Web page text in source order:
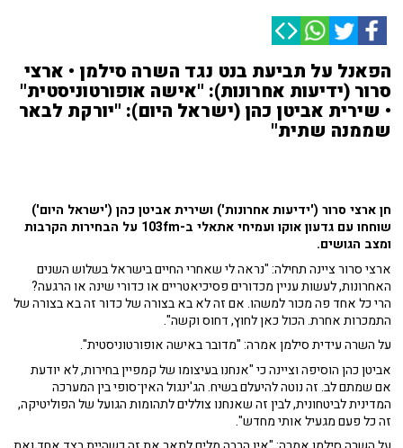
הפאנל על תביעת בנט נגד השרה סילמן • ארצי
סרור (ידיעות אחרונות): "אישה אופורטוניסטית"
• שירית אביטן כהן (ישראל היום): "יורקת לבאר
שממנה שתית"
חן ארצי סרור ('ידיעות אחרונות') ושירית אביטן כהן ('ישראל היום')
שוחחו עם גדעון אוקו ועמיחי אתאלי ב-103fm על הבחירות הקרבות
ומצב הגושים.
ארצי סרור ציינה תחילה: "נראה לי שאחרי החיים בישראל בשלוש השנים
האחרונות, לעשות עניין מכדורים פסיכיאטריים או כדורי שינה או הרגעה?
הרי כל אחד פה מכור למשהו. אם זה לא בא בצורה של כדור זה בא בצורה של
התמכרות אחרת. הכול כאן לחוץ, דחוס וקשה".
על השרה עידית סילמן אמרה: "מדובר באישה אופורטוניסטית".
אביטן כהן הוסיפה וציינה כי "אנחנו בעיצומו של קמפיין בחירות, לא יודעת
אם שמתם לב. זה נוטה להיעלם בשיח. הג'ינגול האין־סופי בין המערכה
המדינית לביטחונית, לבין זה שאנחנו צוללים לתהומות הגועל של הפוליטיקה,
זה כל פעם מגעיל אותי מחדש".